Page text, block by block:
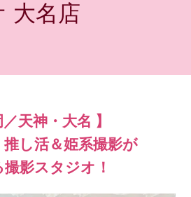
大名店
／天神・大名 】
推し活＆姫系撮影が
影スタジオ！